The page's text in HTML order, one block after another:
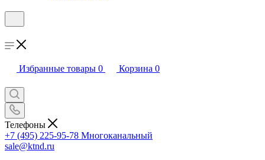
Избранные товары 0 Корзина 0
Телефоны
+7 (495) 225-95-78 Многоканальный
sale@ktnd.ru